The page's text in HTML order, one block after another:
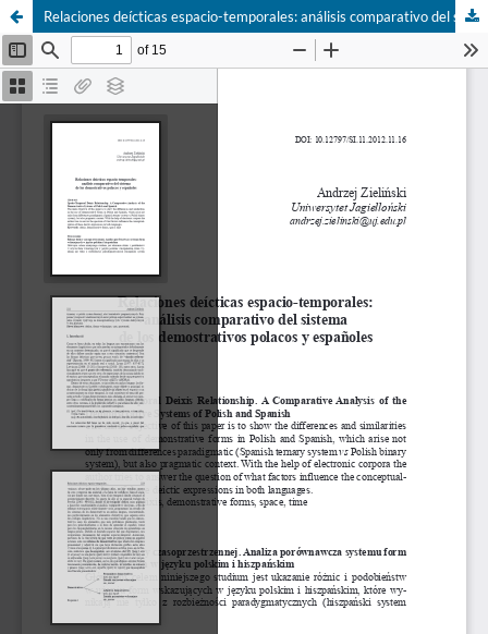
Relaciones deícticas espacio-temporales: análisis comparativo del sistema de los demostrativos polacos y españoles